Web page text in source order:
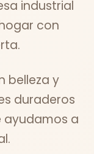
industrial
con
belleza y
duraderos
ayudamos a